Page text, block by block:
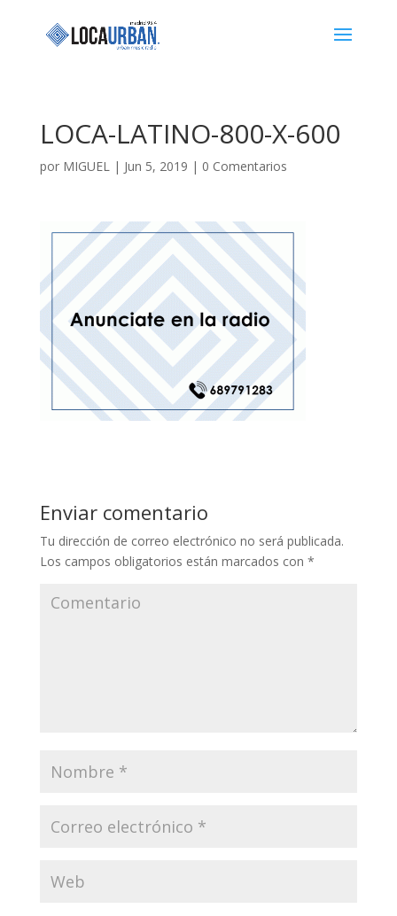
LOCA-LATINO-800-X-600
por MIGUEL| Jun 5, 2019 | 0 Comentarios
Enviar comentario
Tu dirección de correo electrónico no será publicada.
Los campos obligatorios están marcados con *